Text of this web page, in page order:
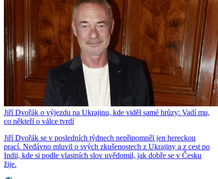
Jiří Dvořák o výjezdu na Ukrajinu, kde viděl samé hrůzy: Vadí mu,
co někteří o válce tvrdí
Jiří Dvořák se v posledních týdnech nepřipomněl jen hereckou
prací. Nedávno mluvil o svých zkušenostech z Ukrajiny a z cest po
Indii, kde si podle vlastních slov uvědomil, jak dobře se v Česku
žije.